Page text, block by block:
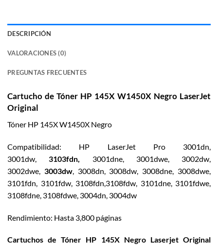
DESCRIPCIÓN
VALORACIONES (0)
PREGUNTAS FRECUENTES
Cartucho de Tóner HP 145X W1450X Negro LaserJet
Original
Tóner HP 145X W1450X Negro
Compatibilidad: HP LaserJet Pro 3001dn,
3001dw,3103fdn, 3001dne, 3001dwe, 3002dw,
3002dwe, 3003dw, 3008dn, 3008dw, 3008dne, 3008dwe,
3101fdn, 3101fdw, 3108fdn,3108fdw, 3101dne, 3101fdwe,
3108fdne, 3108fdwe, 3004dn, 3004dw
Rendimiento: Hasta 3,800 páginas
Cartuchos de Tóner HP 145X Negro Laserjet Original